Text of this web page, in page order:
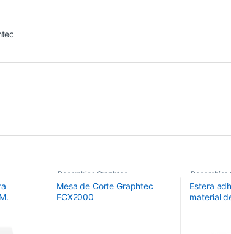
Recambios Graphtec
Mesa de Corte Graphtec
FCX2000
Recambios
Estera
material